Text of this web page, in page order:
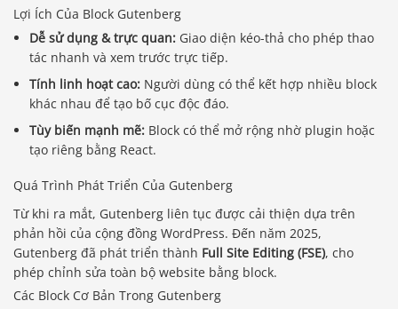
Lợi Ích Của Block Gutenberg
Dễ sử dụng & trực quan: Giao diện kéo-thả cho phép thao
tác nhanh và xem trước trực tiếp.
Tính linh hoạt cao: Người dùng có thể kết hợp nhiều block
khác nhau để tạo bố cục độc đáo.
Tùy biến mạnh mẽ: Block có thể mở rộng nhờ plugin hoặc
tạo riêng bằng React.
Quá Trình Phát Triển Của Gutenberg
Từ khi ra mắt, Gutenberg liên tục được cải thiện dựa trên
phản hồi của cộng đồng WordPress. Đến năm 2025,
Gutenberg đã phát triển thành Full Site Editing (FSE), cho
phép chỉnh sửa toàn bộ website bằng block.
Các Block Cơ Bản Trong Gutenberg